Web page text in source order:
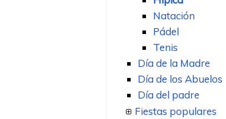
Natación
Pádel
Tenis
Día de la Madre
Día de los Abuelos
Día del padre
Fiestas populares